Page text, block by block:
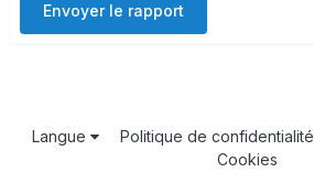
Envoyer le rapport
Langue Politique de confidentialité
Cookies